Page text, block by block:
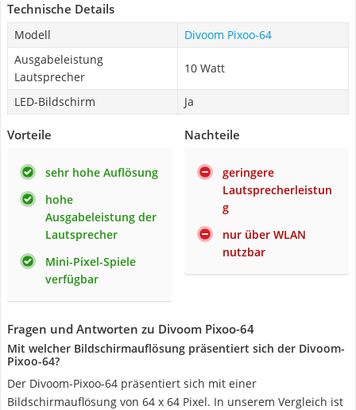
Technische Details
Modell
Divoom Pixoo-64
Ausgabeleistung
Lautsprecher
10 Watt
LED-Bildschirm Ja
Vorteile
sehr hohe Auflösung
hohe
Ausgabeleistung der
Lautsprecher
Mini-Pixel-Spiele
verfügbar
Nachteile
geringere
Lautsprecherleistun
g
nur über WLAN
nutzbar
Fragen und Antworten zu Divoom Pixoo-64
Mit welcher Bildschirmauflösung präsentiert sich der Divoom-
Pixoo-64?
Der Divoom-Pixoo-64 präsentiert sich mit einer
Bildschirmauflösung von 64 x 64 Pixel. In unserem Vergleich ist